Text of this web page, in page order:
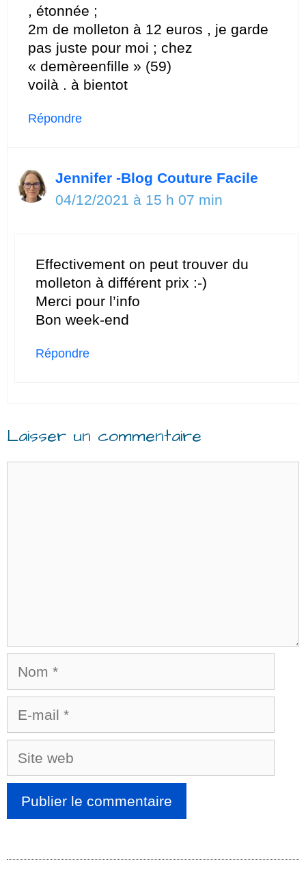
, étonnée ;
2m de molleton à 12 euros , je garde
pas juste pour moi ; chez
« demèreenfille » (59)
voilà . à bientot
Répondre
Jennifer -Blog Couture Facile
04/12/2021 à 15 h 07 min
Effectivement on peut trouver du
molleton à différent prix :-)
Merci pour l’info
Bon week-end
Répondre
Laisser un commentaire